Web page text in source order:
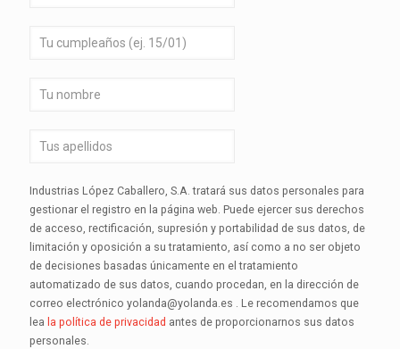
Industrias López Caballero, S.A. tratará sus datos personales para
gestionar el registro en la página web. Puede ejercer sus derechos
de acceso, rectificación, supresión y portabilidad de sus datos, de
limitación y oposición a su tratamiento, así como a no ser objeto
de decisiones basadas únicamente en el tratamiento
automatizado de sus datos, cuando procedan, en la dirección de
correo electrónico yolanda@yolanda.es . Le recomendamos que
lea la política de privacidad antes de proporcionarnos sus datos
personales.